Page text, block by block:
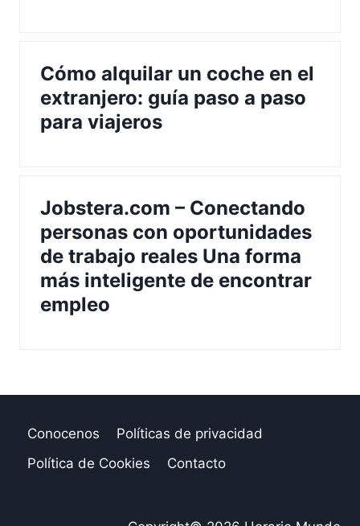
Cómo alquilar un coche en el
extranjero: guía paso a paso
para viajeros
Jobstera.com – Conectando
personas con oportunidades
de trabajo reales Una forma
más inteligente de encontrar
empleo
Conocenos
Políticas de privacidad
Política de Cookies
Contacto